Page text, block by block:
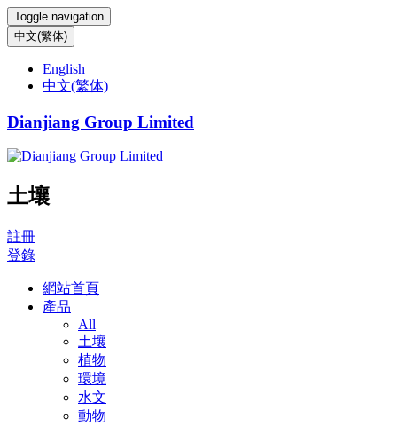
Toggle navigation
中文(繁体)
English
中文(繁体)
Dianjiang Group Limited
土壤
註冊
登錄
網站首頁
產品
All
土壤
植物
環境
水文
動物